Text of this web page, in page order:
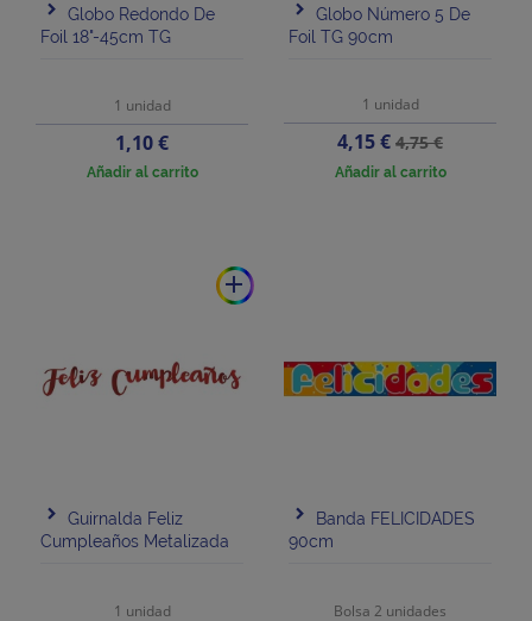
Globo Redondo De
Foil 18"-45cm TG
1 unidad
Precio
1,10 €
Añadir al carrito
Globo Número 5 De
Foil TG 90cm
1 unidad
Precio
4,15 €Precio
base
4,75 €
Añadir al carrito
add
Guirnalda Feliz
Cumpleaños Metalizada
1 unidad
Banda FELICIDADES
90cm
Bolsa 2 unidades